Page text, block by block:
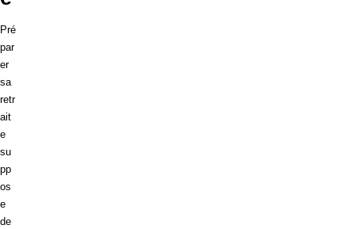
Pré
par
er
sa
retr
ait
e
su
pp
os
e
de